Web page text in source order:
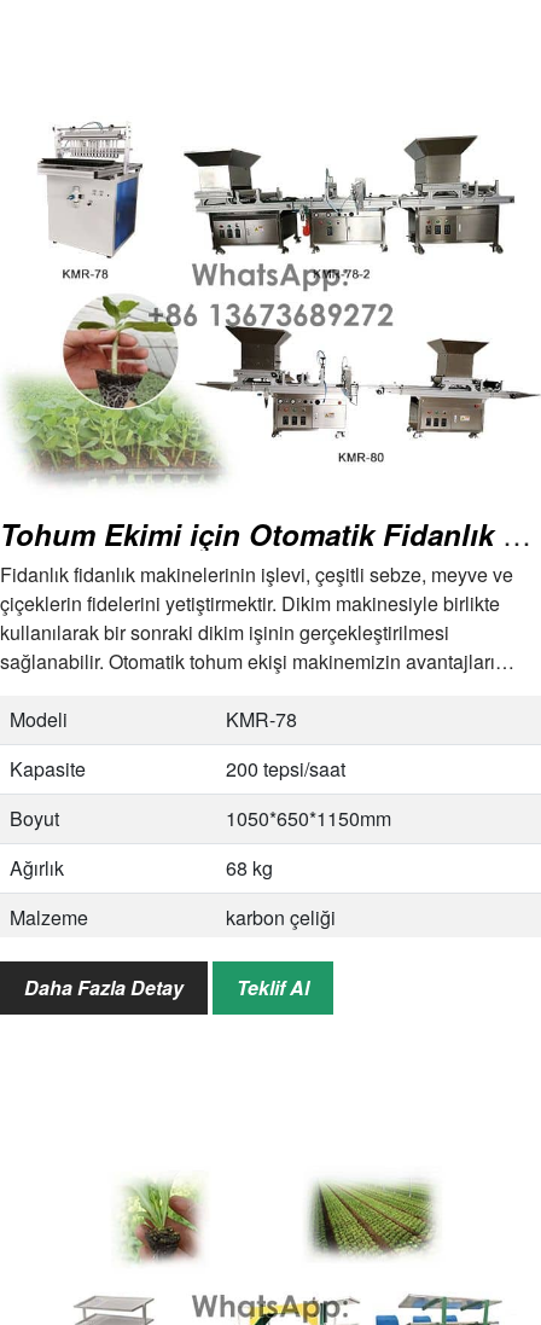
Tohum Ekimi için Otomatik Fidanlık Ekim Makinesi
Fidanlık fidanlık makinelerinin işlevi, çeşitli sebze, meyve ve
çiçeklerin fidelerini yetiştirmektir. Dikim makinesiyle birlikte
kullanılarak bir sonraki dikim işinin gerçekleştirilmesi
sağlanabilir. Otomatik tohum ekişi makinemizin avantajları…
Modeli
KMR-78
Kapasite
200 tepsi/saat
Boyut
1050*650*1150mm
Ağırlık
68 kg
Malzeme
karbon çeliği
Meme malzemesi
Alüminyum alaşımı
Daha Fazla Detay Teklif Al